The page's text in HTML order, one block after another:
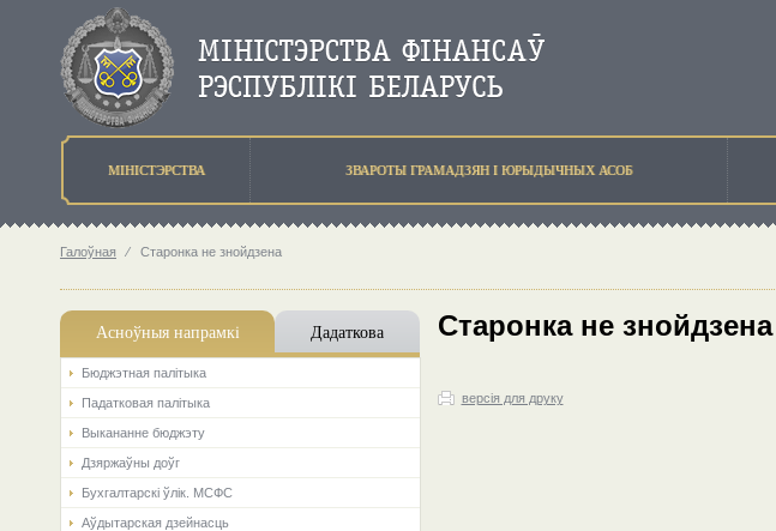
МIНIСТЭРСТВА ЗВАРОТЫ ГРАМАДЗЯН I ЮРЫДЫЧНЫХ АСОБ
Галоўная ⁄ Старонка не знойдзена
Асноўныя напрамкi Дадаткова
Бюджэтная палiтыка
Падатковая палітыка
Выкананне бюджэту
Дзяржаўны доўг
Бухгалтарскі ўлік. МСФС
Аўдытарская дзейнасць
Старонка не знойдзена
версія для друку